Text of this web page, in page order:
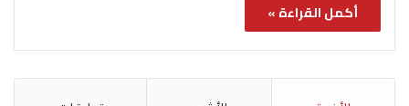
أكمل القراءة »